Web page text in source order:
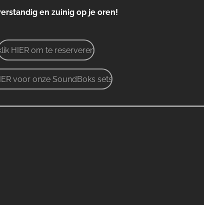
en zuinig op je oren!
HIER om te reserveren
voor onze SoundBoks sets